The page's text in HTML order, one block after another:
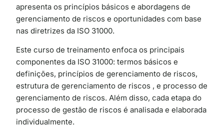
apresenta os princípios básicos e abordagens de
gerenciamento de riscos e oportunidades com base
nas diretrizes da ISO 31000.
Este curso de treinamento enfoca os principais
componentes da ISO 31000: termos básicos e
definições, princípios de gerenciamento de riscos,
estrutura de gerenciamento de riscos , e processo de
gerenciamento de riscos. Além disso, cada etapa do
processo de gestão de riscos é analisada e elaborada
individualmente.